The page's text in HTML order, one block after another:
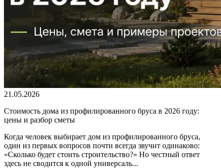
21.05.2026
Стоимость дома из профилированного бруса в 2026 году:
цены и разбор сметы
Когда человек выбирает дом из профилированного бруса,
один из первых вопросов почти всегда звучит одинаково:
«Сколько будет стоить строительство?» Но честный ответ
здесь не сводится к одной универсаль...